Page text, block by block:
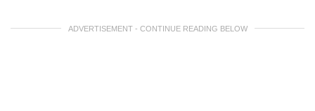
ADVERTISEMENT - CONTINUE READING BELOW